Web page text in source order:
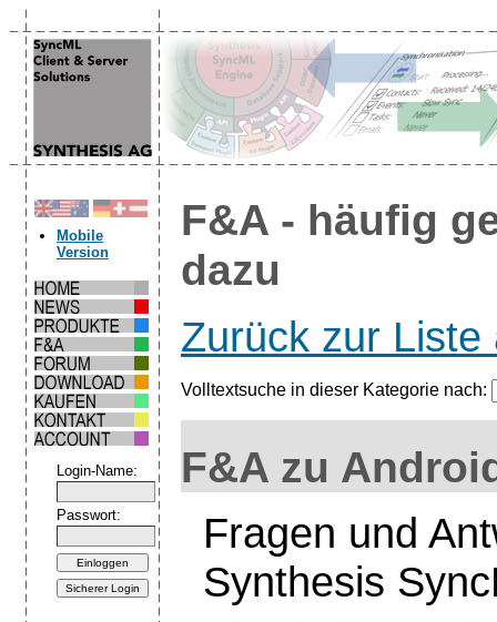
Mobile
Version
Login-Name:
Passwort:
F&A - häufig
dazu
Zurück zur
Volltextsuche in dieser Kategorie nach:
F&A zu
Fragen und
Synthesis